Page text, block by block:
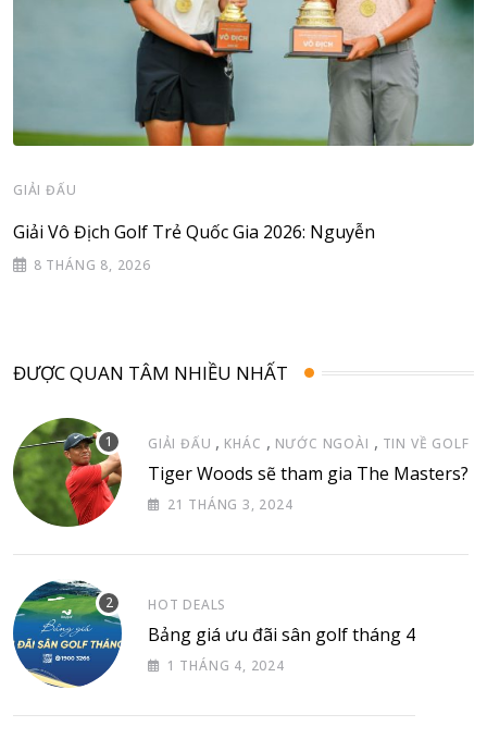
GIẢI ĐẤU
Giải Vô Địch Golf Trẻ Quốc Gia 2026: Nguyễn
8 THÁNG 8, 2026
ĐƯỢC QUAN TÂM NHIỀU NHẤT
GIẢI ĐẤU , KHÁC , NƯỚC NGOÀI , TIN VỀ GOLF
Tiger Woods sẽ tham gia The Masters?
21 THÁNG 3, 2024
HOT DEALS
Bảng giá ưu đãi sân golf tháng 4
1 THÁNG 4, 2024